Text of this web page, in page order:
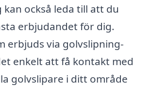
också leda till att du
erbjudandet för dig.
erbjuds via golvslipning-
enkelt att få kontakt med
golvslipare i ditt område